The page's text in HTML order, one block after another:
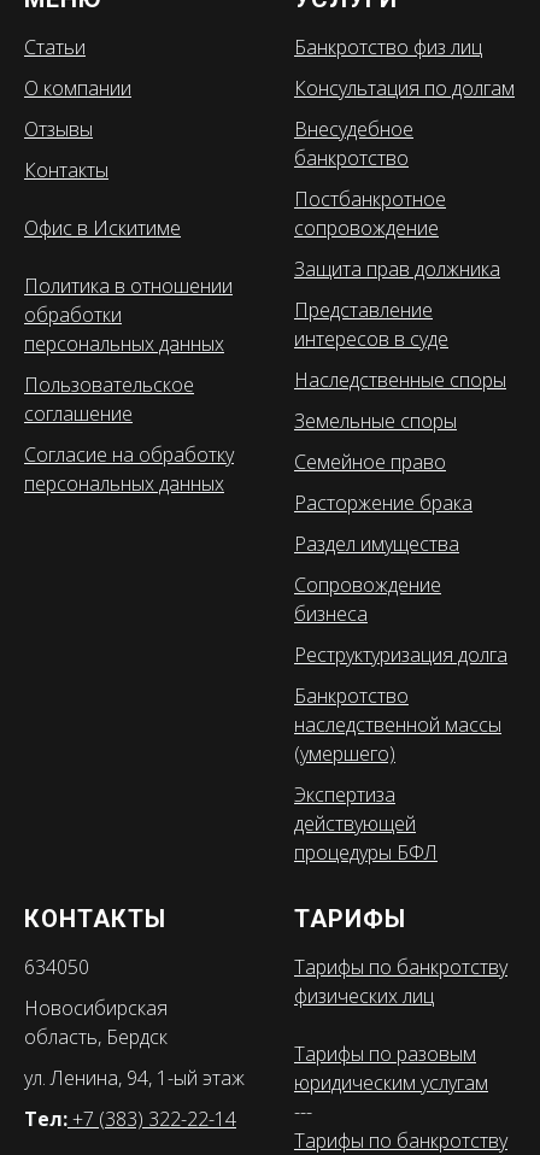
Статьи
О компании
Отзывы
Контакты
Офис в Искитиме
Политика в отношении
обработки
персональных данных
Пользовательское
соглашение
Согласие на обработку
персональных данных
Банкротство физ лиц
Консультация по долгам
Внесудебное
банкротство
Постбанкротное
сопровождение
Защита прав должника
Представление
интересов в суде
Наследственные споры
Земельные споры
Семейное право
Расторжение брака
Раздел имущества
Сопровождение
бизнеса
Реструктуризация долга
Банкротство
наследственной массы
(умершего)
Экспертиза
действующей
процедуры БФЛ
КОНТАКТЫ
634050
Новосибирская
область, Бердск
ул. Ленина, 94, 1-ый этаж
Тел:+7 (383) 322-22-14
ТАРИФЫ
Тарифы по банкротству
физических лиц
Тарифы по разовым
юридическим услугам
---
Тарифы по банкротству